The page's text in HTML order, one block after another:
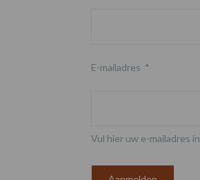
E-mailadres *
Vul hier uw e-mailadres in